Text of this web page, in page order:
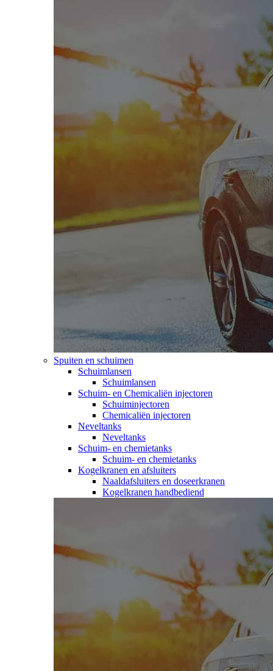
Spuiten en schuimen
Schuimlansen
Schuimlansen
Schuim- en Chemicaliën injectoren
Schuiminjectoren
Chemicaliën injectoren
Neveltanks
Neveltanks
Schuim- en chemietanks
Schuim- en chemietanks
Kogelkranen en afsluiters
Naaldafsluiters en doseerkranen
Kogelkranen handbediend